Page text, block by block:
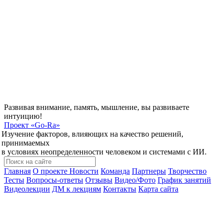
Развивая внимание, память, мышление, вы развиваете
интуицию!
Проект «Go-Ra»
Изучение факторов, влияющих на качество решений,
принимаемых
в условиях неопределенности человеком и системами с ИИ.
Главная О проекте Новости Команда Партнеры Творчество
Тесты Вопросы-ответы Отзывы Видео/Фото График занятий
Видеолекции ДМ к лекциям Контакты Карта сайта